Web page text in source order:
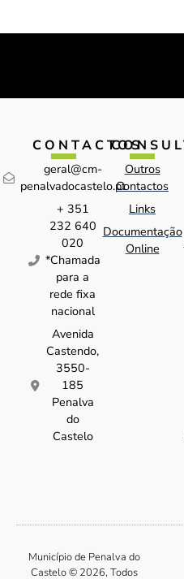
CONTACTOS
geral@cm-
penalvadocastelo.pt
+ 351
232 640
020
*Chamada
para a
rede fixa
nacional
Avenida
Castendo,
3550-
185
Penalva
do
Castelo
Outros
Contactos
Links
Documentação
Online
Município de Penalva do
Castelo © 2026, Todos